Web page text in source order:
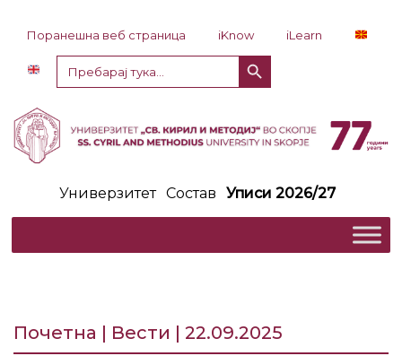
Поранешна веб страница iKnow
iLearn
Пребарај
за:
Копче за пребарување
Универзитет Состав Уписи 2026/27
Почетна | Вести | 22.09.2025